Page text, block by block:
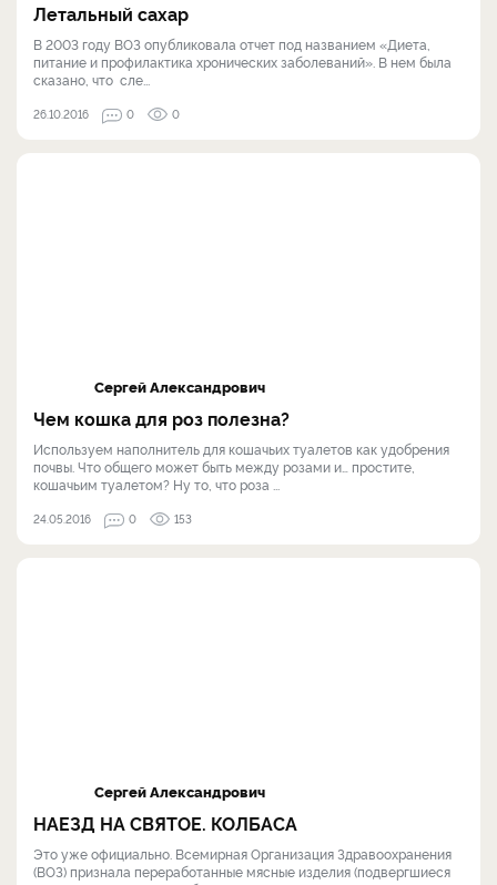
Летальный сахар
В 2003 году ВОЗ опубликовала отчет под названием «Диета,
питание и профилактика хронических заболеваний». В нем была
сказано, что сле...
26.10.2016 0 0
Сергей Александрович
Чем кошка для роз полезна?
Используем наполнитель для кошачьих туалетов как удобрения
почвы. Что общего может быть между розами и… простите,
кошачьим туалетом? Ну то, что роза ...
24.05.2016 0 153
Сергей Александрович
НАЕЗД НА СВЯТОЕ. КОЛБАСА
Это уже официально. Всемирная Организация Здравоохранения
(ВОЗ) признала переработанные мясные изделия (подвергшиеся